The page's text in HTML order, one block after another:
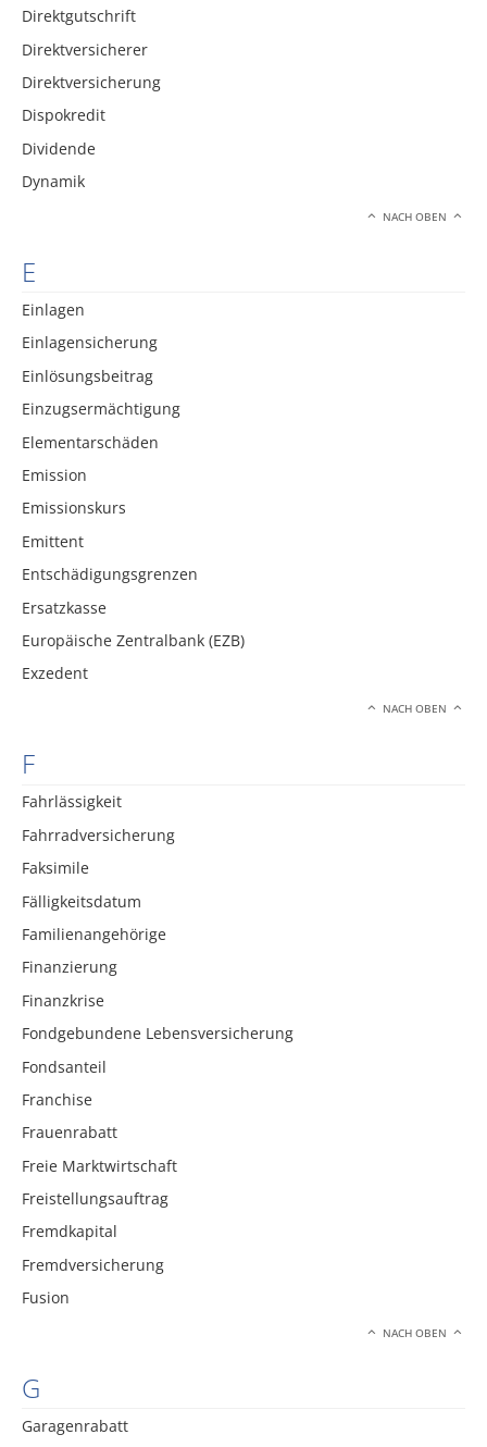
Direktgutschrift
Direktversicherer
Direktversicherung
Dispokredit
Dividende
Dynamik
NACH OBEN
E
Einlagen
Einlagensicherung
Einlösungsbeitrag
Einzugsermächtigung
Elementarschäden
Emission
Emissionskurs
Emittent
Entschädigungsgrenzen
Ersatzkasse
Europäische Zentralbank (EZB)
Exzedent
NACH OBEN
F
Fahrlässigkeit
Fahrradversicherung
Faksimile
Fälligkeitsdatum
Familienangehörige
Finanzierung
Finanzkrise
Fondgebundene Lebensversicherung
Fondsanteil
Franchise
Frauenrabatt
Freie Marktwirtschaft
Freistellungsauftrag
Fremdkapital
Fremdversicherung
Fusion
NACH OBEN
G
Garagenrabatt